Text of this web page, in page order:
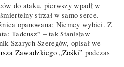
do ataku, pierwszy wpadł w
strzał w samo serce.
opanowana; Niemcy wybici. Z
Tadeusz” – tak Stanisław
Szarych Szeregów, opisał we
Zawadzkiego „Zośki” podczas